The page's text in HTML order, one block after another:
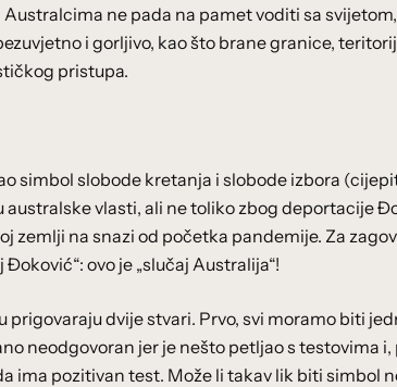
ne pada na pamet voditi sa
i gorljivo, kao što brane granice,
pristupa.
simbol slobode kretanja i slobode izbora
vlasti, ali ne toliko zbog deportacije
zemlji na snazi od početka pandemije. Za
ovo je „slučaj Australija“!
dvije stvari. Prvo, svi moramo biti
neodgovoran jer je nešto petljao s testovima i,
ima pozitivan test. Može li takav lik biti simbol